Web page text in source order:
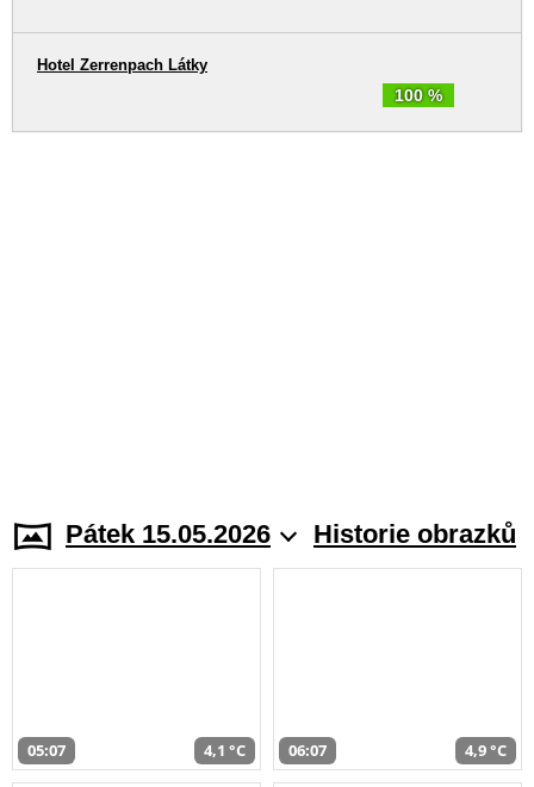
100 %
Hotel Zerrenpach Látky
Pátek 15.05.2026 Historie obrazků
05:07 4,1 °C 06:07 4,9 °C